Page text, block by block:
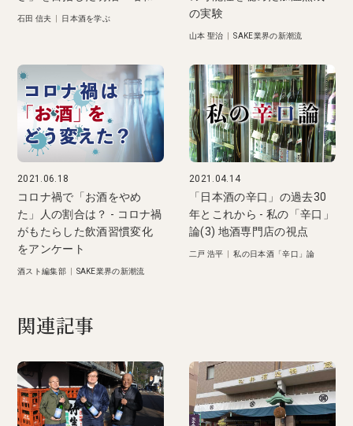
石田 信夫 日本酒を学ぶ
の実験
山本 聖治 |SAKE業界の新潮流
2021.06.18
コロナ禍で「お酒をやめ
た」人の割合は？ - コロナ禍
がもたらした飲酒習慣変化
をアンケート
酒スト編集部| SAKE業界の新潮流
2021.04.14
「日本酒の辛口」の過去30
年とこれから - 私の「辛口」
論(3) 地酒専門店の視点
二戸 浩平 |私の日本酒「辛口」論
関連記事